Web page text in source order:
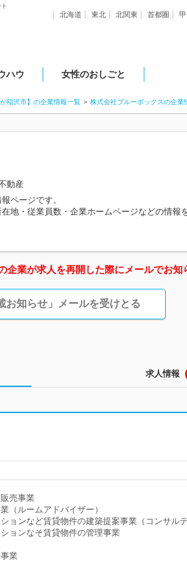
北海道 東北 北関東 首都圏
ハウ 女性のおしごと
が稲沢市】の企業情報一覧 株式会社ブルーボックスの企業
動産
ページです。
地・従業員数・企業ホームページなどの情報
企業が求人を再開した際にメールでお知
お知らせ」メールを受けとる
求人情報
売事業
（ルームアドバイザー）
ョンなど賃貸物件の建築提案事業（コンサル
ョンなそ賃貸物件の管理事業
業